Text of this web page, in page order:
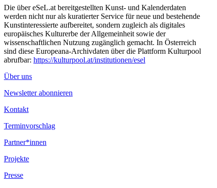
Die über eSeL.at bereitgestellten Kunst- und Kalenderdaten
werden nicht nur als kuratierter Service für neue und bestehende
Kunstinteressierte aufbereitet, sondern zugleich als digitales
europäisches Kulturerbe der Allgemeinheit sowie der
wissenschaftlichen Nutzung zugänglich gemacht. In Österreich
sind diese Europeana-Archivdaten über die Plattform Kulturpool
abrufbar: https://kulturpool.at/institutionen/esel
Über uns
Newsletter abonnieren
Kontakt
Terminvorschlag
Partner*innen
Projekte
Presse